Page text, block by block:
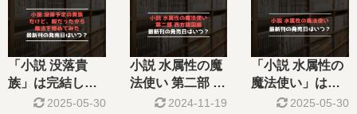
定は？
はいつ？3巻の予
定は？
いつ？
「小説 没落貴
族」は完結し
た？最新刊10巻
2025-05-30
小説 水属性の魔
法使い 第二部 西
方諸国 …【最新
2024-11-19
「小説 水属性の
魔法使い」は完
結した？最新刊8
2025-05-30